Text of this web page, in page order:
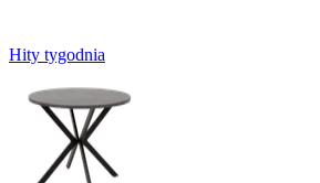
Hity tygodnia